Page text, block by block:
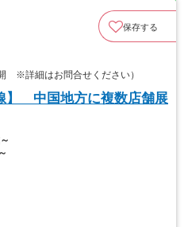
保存する
※詳細はお問合せください）
】 中国地方に複数店舗展